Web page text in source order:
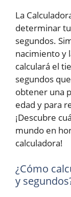
La
determinar
segundos.
nacimiento y
calculará el
segundos
obtener una
edad y para
¡Descubre
mundo en
calculadora!
¿Cómo
y